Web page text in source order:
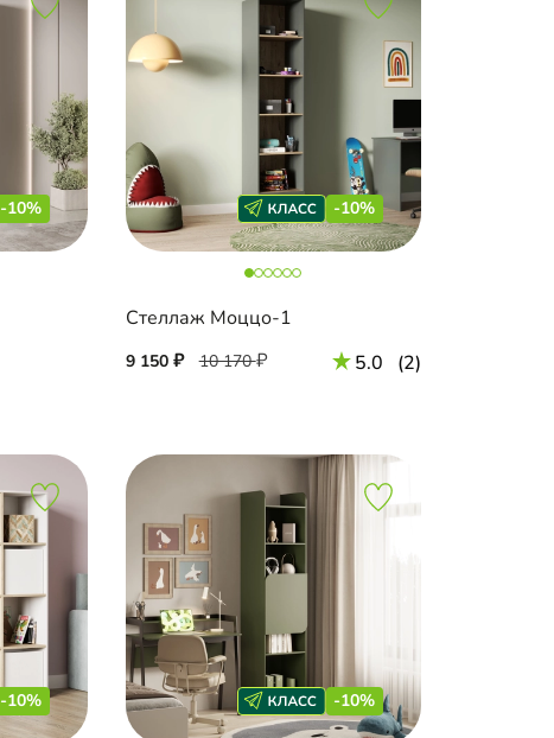
-10% -10%
Стеллаж Моццо-1
9 150 10 170 5.0 (2)
-10% -10%